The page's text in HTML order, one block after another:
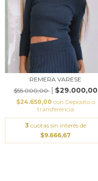
REMERA VARESE
$55.000,00
$29.000,00
$24.650,00 con Deposito o
transferencia
3 cuotas sin interés de
$9.666,67